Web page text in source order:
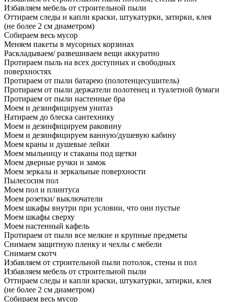
Избавляем мебель от строительной пыли
Оттираем следы и капли краски, штукатурки, затирки, клея
(не более 2 см диаметром)
Собираем весь мусор
Меняем пакеты в мусорных корзинах
Раскладываем/ развешиваем вещи аккуратно
Протираем пыль на всех доступных и свободных
поверхностях
Протираем от пыли батарею (полотенцесушитель)
Протираем от пыли держатели полотенец и туалетной бумаги
Протираем от пыли настенные бра
Моем и дезинфицируем унитаз
Натираем до блеска сантехнику
Моем и дезинфицируем раковину
Моем и дезинфицируем ванную/душевую кабину
Моем краны и душевые лейки
Моем мыльницу и стаканы под щетки
Моем дверные ручки и замок
Моем зеркала и зеркальные поверхности
Пылесосим пол
Моем пол и плинтуса
Моем розетки/ выключатели
Моем шкафы внутри при условии, что они пустые
Моем шкафы сверху
Моем настенный кафель
Протираем от пыли все мелкие и крупные предметы
Снимаем защитную пленку и чехлы с мебели
Снимаем скотч
Избавляем от строительной пыли потолок, стены и пол
Избавляем мебель от строительной пыли
Оттираем следы и капли краски, штукатурки, затирки, клея
(не более 2 см диаметром)
Собираем весь мусор